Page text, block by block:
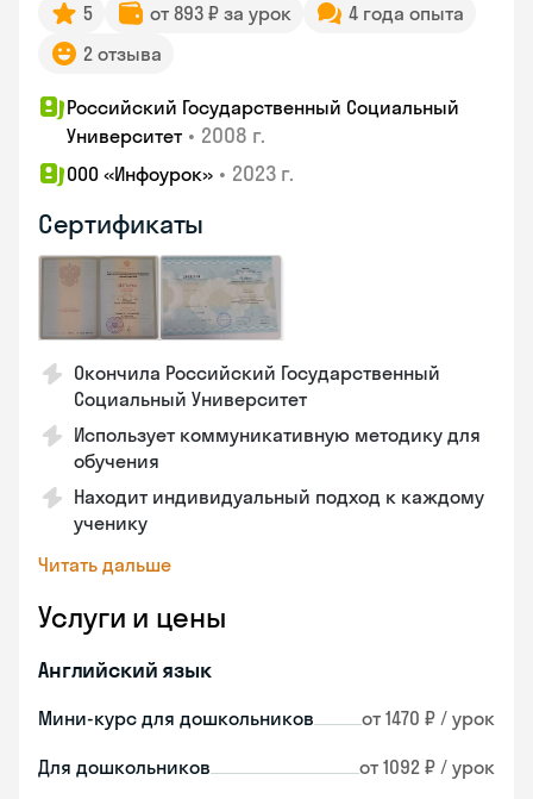
5 от 893 ₽ за урок
4 года опыта
2 отзыва
Российский Государственный Социальный
Университет • 2008 г.
ООО «Инфоурок» • 2023 г.
Сертификаты
Окончила Российский Государственный
Социальный Университет
Использует коммуникативную методику для
обучения
Находит индивидуальный подход к каждому
ученику
Читать дальше
Услуги и цены
Английский язык
Мини-курс для дошкольников от 1470 ₽ / урок
Для дошкольников от 1092 ₽ / урок